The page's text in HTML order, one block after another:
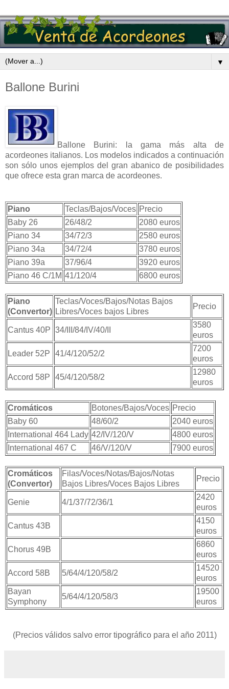
▼
Ballone Burini
Ballone Burini: la gama más alta de
acordeones italianos. Los modelos indicados a continuación
son sólo unos ejemplos del gran abanico de posibilidades
que ofrece esta gran marca de acordeones.
Piano Teclas/Bajos/Voces Precio
Baby 26
26/48/2
2080 euros
Piano 34
34/72/3
2580 euros
Piano 34a
34/72/4
3780 euros
Piano 39a
37/96/4
3920 euros
Piano 46 C/1M 41/120/4 6800 euros
Piano
(Convertor)
Teclas/Voces/Bajos/Notas Bajos
Libres/Voces bajos Libres
Precio
Cantus 40P 34/III/84/IV/40/II
3580
euros
Leader 52P 41/4/120/52/2
7200
euros
Accord 58P 45/4/120/58/2
12980
euros
Cromáticos Botones/Bajos/Voces Precio
Baby 60
48/60/2
2040 euros
International 464 Lady 42/IV/120/V
4800 euros
International 467 C
46/V/120/V 7900 euros
Cromáticos
(Convertor)
Filas/Voces/Notas/Bajos/Notas
Bajos Libres/Voces Bajos Libres
Precio
Genie 4/1/37/72/36/1
2420
euros
Cantus 43B
4150
euros
Chorus 49B
6860
euros
Accord 58B 5/64/4/120/58/2
14520
euros
Bayan
Symphony
5/64/4/120/58/3
19500
euros
(Precios válidos salvo error tipográfico para el año 2011)